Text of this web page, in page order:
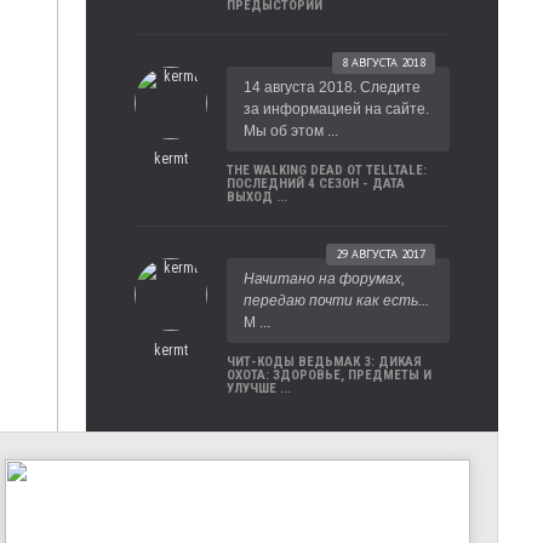
ПРЕДЫСТОРИИ
kermt
8 АВГУСТА 2018
14 августа 2018. Следите
за информацией на сайте.
Мы об этом ...
THE WALKING DEAD ОТ TELLTALE:
ПОСЛЕДНИЙ 4 СЕЗОН - ДАТА
ВЫХОД ...
kermt
29 АВГУСТА 2017
Начитано на форумах,
передаю почти как есть...
М ...
ЧИТ-КОДЫ ВЕДЬМАК 3: ДИКАЯ
ОХОТА: ЗДОРОВЬЕ, ПРЕДМЕТЫ И
УЛУЧШЕ ...